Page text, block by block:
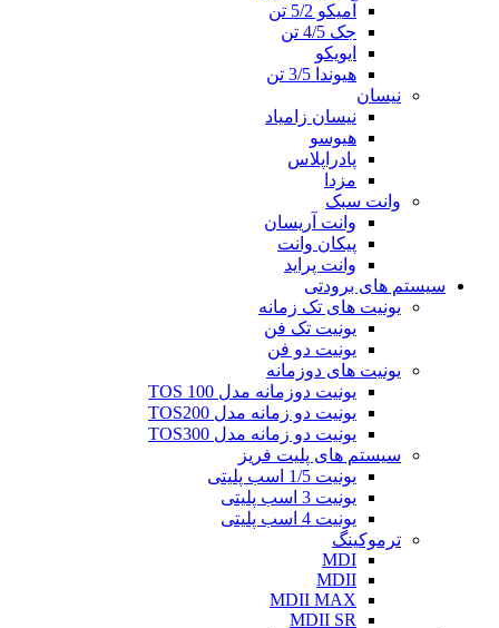
آمیکو 5/2 تن
جک 4/5 تن
ایویکو
هیوندا 3/5 تن
نیسان
نیسان زامیاد
هیوسو
پادراپلاس
مزدا
وانت سبک
وانت آریسان
پیکان وانت
وانت پراید
سیستم های برودتی
یونیت های تک زمانه
یونیت تک فن
یونیت دو فن
یونیت های دوزمانه
یونیت دوزمانه مدل TOS 100
یونیت دو زمانه مدل TOS200
یونیت دو زمانه مدل TOS300
سیستم های پلیت فریز
یونیت 1/5 اسب پلیتی
یونیت 3 اسب پلیتی
یونیت 4 اسب پلیتی
ترموکینگ
MDI
MDII
MDII MAX
MDII SR